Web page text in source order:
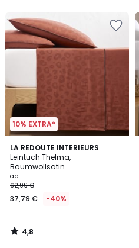
10% EXTRA*
LA REDOUTE INTERIEURS
Leintuch Thelma,
Baumwollsatin
ab
62,99 €
37,79 € -40%
4,8
/ 5
4,8
/